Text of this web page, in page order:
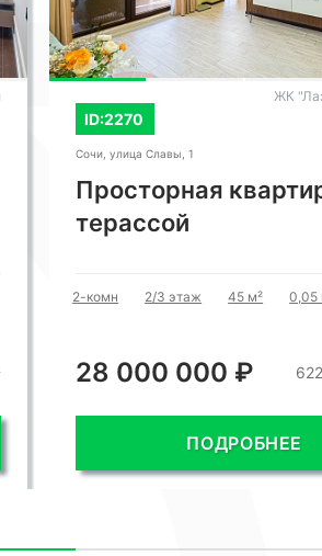
гор и заряжаться
ID:2270
ЖК
Сочи, улица Славы, 1
Просторная
терассой
2-комн 2/3 этаж 45 м² 0,05
28 000 000 ₽
ПОДРОБНЕЕ